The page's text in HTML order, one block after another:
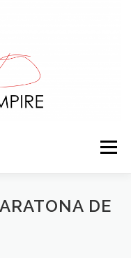
Menu
ACTIVIDADES
DE